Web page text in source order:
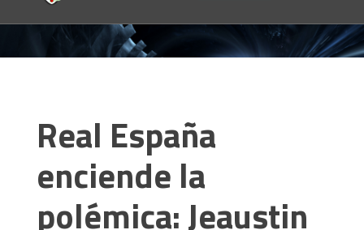
Real España
enciende la
polémica: Jeaustin